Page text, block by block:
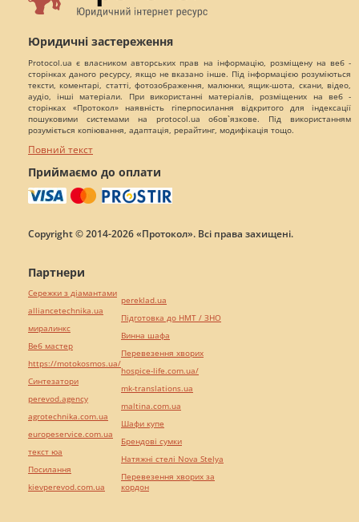
Юридичні застереження
Protocol.ua є власником авторських прав на інформацію, розміщену на веб -
сторінках даного ресурсу, якщо не вказано інше. Під інформацією розуміються
тексти, коментарі, статті, фотозображення, малюнки, ящик-шота, скани, відео,
аудіо, інші матеріали. При використанні матеріалів, розміщених на веб -
сторінках «Протокол» наявність гіперпосилання відкритого для індексації
пошуковими системами на protocol.ua обов`язкове. Під використанням
розуміється копіювання, адаптація, рерайтинг, модифікація тощо.
Повний текст
Приймаємо до оплати
Copyright © 2014-2026 «Протокол». Всі права захищені.
Партнери
Сережки з діамантами
alliancetechnika.ua
миралинкс
Веб мастер
https://motokosmos.ua/
Синтезатори
perevod.agency
agrotechnika.com.ua
europeservice.com.ua
текст юа
Посилання
kievperevod.com.ua
pereklad.ua
Підготовка до НМТ / ЗНО
Винна шафа
Перевезення хворих
hospice-life.com.ua/
mk-translations.ua
maltina.com.ua
Шафи купе
Брендові сумки
Натяжні стелі Nova Stelya
Перевезення хворих за
кордон